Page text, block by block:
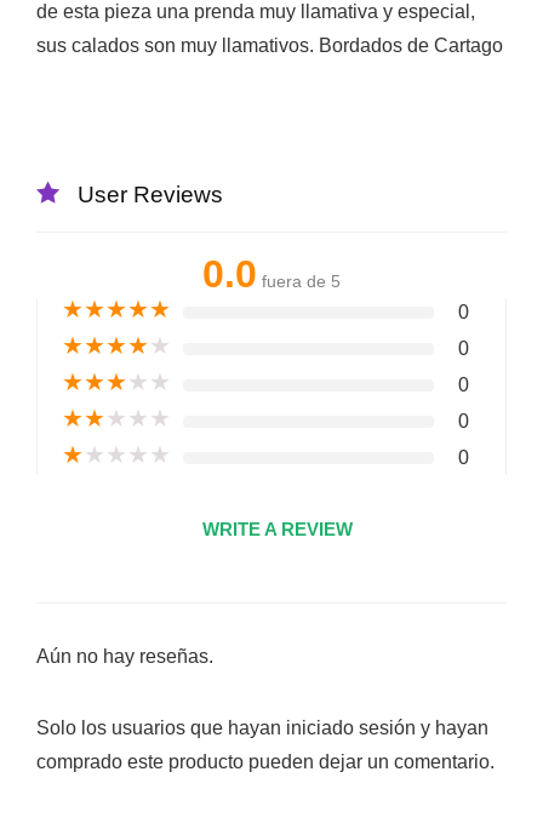
de esta pieza una prenda muy llamativa y especial,
sus calados son muy llamativos. Bordados de Cartago
User Reviews
0.0 fuera de 5
★★★★★ 0
★★★★★ 0
★★★★★ 0
★★★★★ 0
★★★★★ 0
WRITE A REVIEW
Aún no hay reseñas.
Solo los usuarios que hayan iniciado sesión y hayan
comprado este producto pueden dejar un comentario.